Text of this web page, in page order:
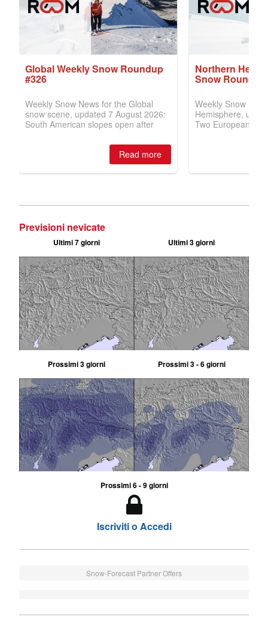
Previsioni nevicate
Ultimi 7 giorni Ultimi 3 giorni
Prossimi 3 giorni Prossimi 3 - 6 giorni
Prossimi 6 - 9 giorni
Iscriviti o Accedi
Snow-Forecast Partner Offers